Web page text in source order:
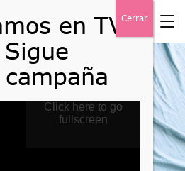
Click here to go
fullscreen